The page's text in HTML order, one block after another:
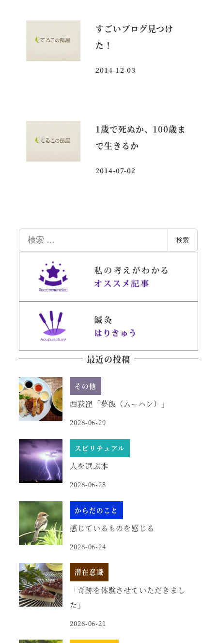
すごいブログ見つけ
た！
投稿日
2014-12-03
1歳で死ぬか、100歳ま
で生きるか
投稿日
2014-07-02
索
検索
最近の投稿
その他
西荻窪「夢飯（ムーハン）」
2026-06-29
スピリチュアル
人を選ぶ本
2026-06-28
からだのこと
感じているものを感じる
2026-06-24
潜在意識
「奇跡を体験させていただきまし
た」
2026-06-21